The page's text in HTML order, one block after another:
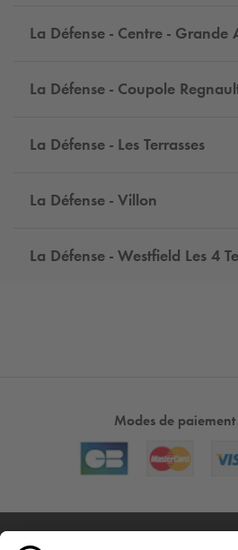
La Défense - Centre - Grande
La Défense - Coupole
La Défense - Les Terrasses
La Défense - Villon
La Défense - Westfield Les 4
Modes de